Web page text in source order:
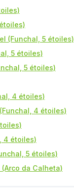
(Funchal, 5 étoiles)
5 étoiles)
5 étoiles)
4 étoiles)
4 étoiles)
4 étoiles)
5 étoiles)
(Arco da Calheta)